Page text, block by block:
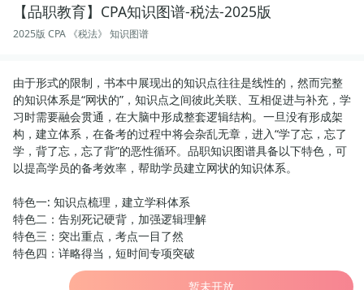
【品职教育】CPA知识图谱-税法-2025版
2025版 CPA 《税法》 知识图谱
由于形式的限制，书本中展现出的知识点往往是线性的，然而完整
的知识体系是“网状的”，知识点之间彼此关联、互相促进与补充，学
习时需要融会贯通，在大脑中形成整套逻辑结构。一旦没有形成架
构，建立体系，在备考的过程中将会杂乱无章，进入“学了忘，忘了
学，背了忘，忘了背”的恶性循环。品职知识图谱具备以下特色，可
以提高学员的备考效率，帮助学员建立网状的知识体系。
特色一: 知识点梳理，建立学科体系
特色二：告别死记硬背，加强逻辑理解
特色三：突出重点，考点一目了然
特色四：详略得当，短时间专项突破
暂未开放